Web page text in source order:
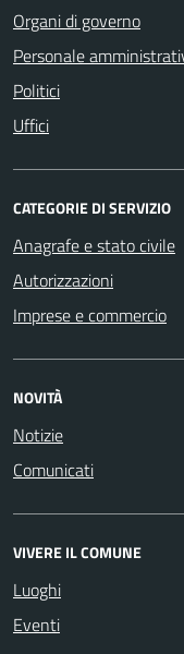
Organi di governo
Personale
Politici
Uffici
CATEGORIE DI SERVIZIO
Anagrafe e stato civile
Autorizzazioni
Imprese e commercio
NOVITÀ
Notizie
Comunicati
VIVERE IL COMUNE
Luoghi
Eventi